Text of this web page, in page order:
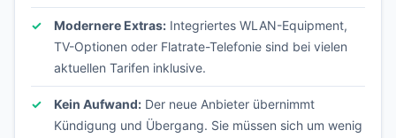
Modernere Extras: Integriertes WLAN-Equipment,
TV-Optionen oder Flatrate-Telefonie sind bei vielen
aktuellen Tarifen inklusive.
Kein Aufwand: Der neue Anbieter übernimmt
Kündigung und Übergang. Sie müssen sich um wenig